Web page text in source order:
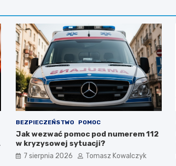
BEZPIECZEŃSTWO POMOC
Jak wezwać pomoc pod numerem 112
w kryzysowej sytuacji?
7 sierpnia 2026 Tomasz Kowalczyk